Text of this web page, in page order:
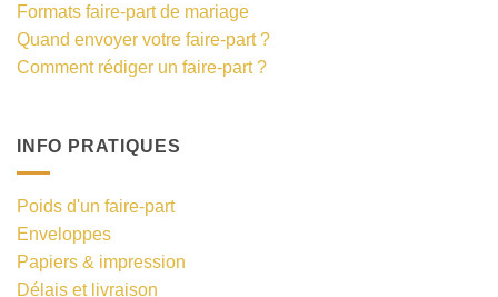
Formats faire-part de mariage
Quand envoyer votre faire-part ?
Comment rédiger un faire-part ?
INFO PRATIQUES
Poids d'un faire-part
Enveloppes
Papiers & impression
Délais et livraison